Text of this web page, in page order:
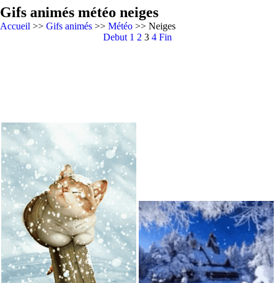
Gifs animés météo neiges
Accueil >> Gifs animés >> Météo >> Neiges
Debut 1 2 3 4 Fin